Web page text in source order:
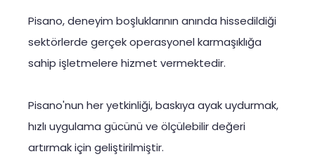
Pisano, deneyim boşluklarının anında hissedildiği
sektörlerde gerçek operasyonel karmaşıklığa
sahip işletmelere hizmet vermektedir.
Pisano'nun her yetkinliği, baskıya ayak uydurmak,
hızlı uygulama gücünü ve ölçülebilir değeri
artırmak için geliştirilmiştir.